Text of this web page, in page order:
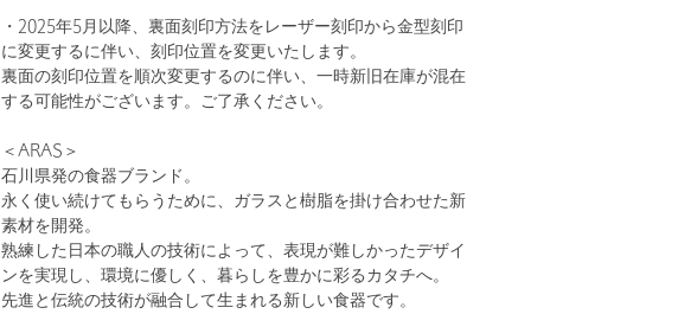
・2025年5月以降、裏面刻印方法をレーザー刻印から金型刻印
に変更するに伴い、刻印位置を変更いたします。
裏面の刻印位置を順次変更するのに伴い、一時新旧在庫が混在
する可能性がございます。ご了承ください。
＜ARAS＞
石川県発の食器ブランド。
永く使い続けてもらうために、ガラスと樹脂を掛け合わせた新
素材を開発。
熟練した日本の職人の技術によって、表現が難しかったデザイ
ンを実現し、環境に優しく、暮らしを豊かに彩るカタチへ。
先進と伝統の技術が融合して生まれる新しい食器です。